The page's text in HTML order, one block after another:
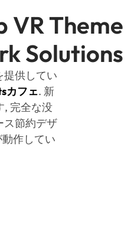
VR Theme
Solutions
提供してい
カフェ. 新
, 完全な没
ス節約デザ
作してい